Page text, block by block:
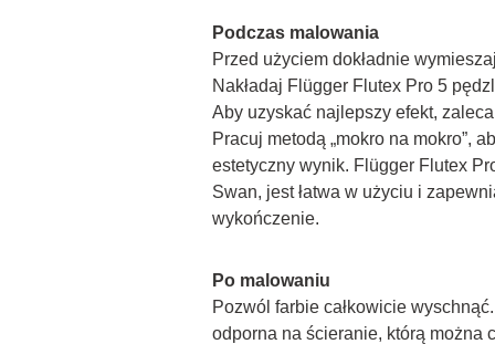
Podczas malowania
Przed użyciem dokładnie
Nakładaj Flügger Flutex Pro 5
Aby uzyskać najlepszy efekt,
Pracuj metodą „mokro na mokro”,
estetyczny wynik. Flügger Flutex
Swan, jest łatwa w użyciu i
wykończenie.
Po malowaniu
Pozwól farbie całkowicie
odporna na ścieranie, którą można